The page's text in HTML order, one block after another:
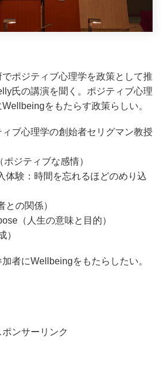
ポジティブ心理学を政策として推
氏の講演を聞く。ポジティブ心理
をもたらす政策らしい。
ブ心理学の創始者セリグマン教授
ジティブな感情）
体験：時間を忘れるほどのめり込
の関係）
（人生の意味と目的）
）
者にWellbeingをもたらしたい。
ポンサーリンク